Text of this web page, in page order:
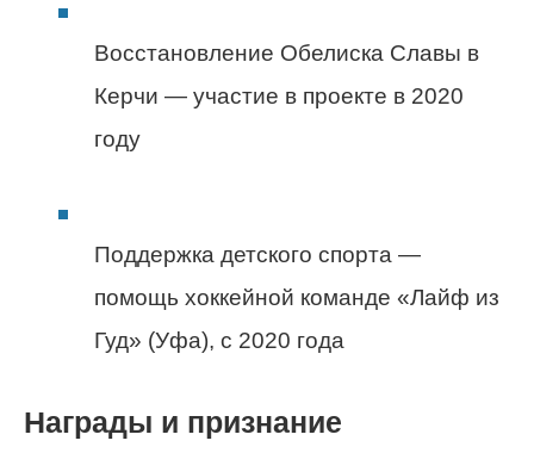
Восстановление Обелиска Славы в
Керчи — участие в проекте в 2020
году
Поддержка детского спорта —
помощь хоккейной команде «Лайф из
Гуд» (Уфа), с 2020 года
Награды и признание